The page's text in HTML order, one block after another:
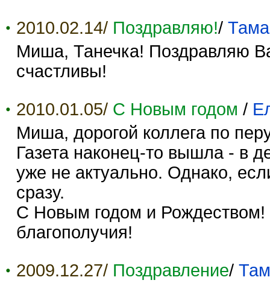
2010.02.14/ Поздравляю!/
Миша, Танечка! Поздравляю
счастливы!
2010.01.05/ С Новым годом /
Миша, дорогой коллега по
Газета наконец-то вышла - в
уже не актуально. Однако,
сразу.
С Новым годом и Рождеством!
благополучия!
2009.12.27/ Поздравление/